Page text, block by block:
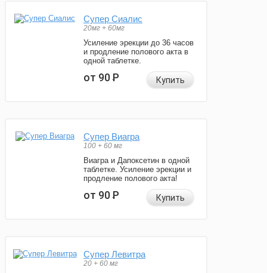
Супер Сиалис
20мг + 60мг
Усиление эрекции до 36 часов
и продление полового акта в
одной таблетке.
от 90Р Купить
Супер Виагра
100 + 60 мг
Виагра и Дапоксетин в одной
таблетке. Усиление эрекции и
продление полового акта!
от 90Р Купить
Супер Левитра
20 + 60 мг